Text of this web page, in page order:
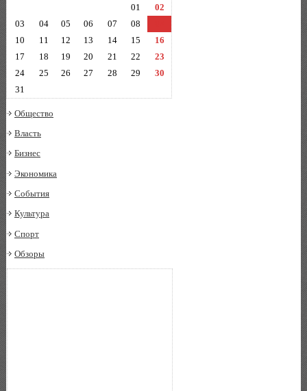
01
02
03
04 05 06 07 08
10
11 12 13 14 15
16
17
18 19 20 21 22
23
24
25 26 27 28 29
30
31
Общество
Власть
Бизнес
Экономика
События
Культура
Спорт
Обзоры